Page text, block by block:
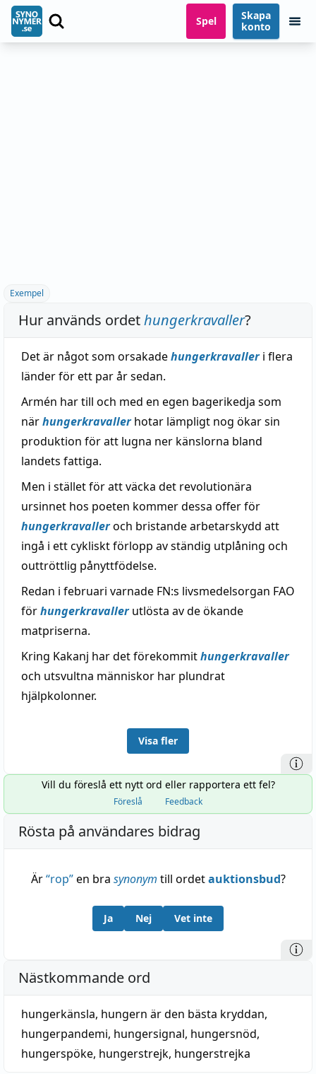
Spel
Skapa
konto
Exempel
Hur används ordethungerkravaller?
Det är något som orsakadehungerkravalleri flera
länder för ett par år sedan.
Armén har till och med en egen bagerikedja som
närhungerkravallerhotar lämpligt nog ökar sin
produktion för att lugna ner känslorna bland
landets fattiga.
Men i stället för att väcka det revolutionära
ursinnet hos poeten kommer dessa offer för
hungerkravalleroch bristande arbetarskydd att
ingå i ett cykliskt förlopp av ständig utplåning och
outtröttlig pånyttfödelse.
Redan i februari varnade FN:s livsmedelsorgan FAO
förhungerkravallerutlösta av de ökande
matpriserna.
Kring Kakanj har det förekommithungerkravaller
och utsvultna människor har plundrat
hjälpkolonner.
Visa fler
Vill du föreslå ett nytt ord eller rapportera ett fel?
Föreslå Feedback
Rösta på användares bidrag
Är“rop”en bra synonym till ordetauktionsbud?
Ja Nej Vet inte
Nästkommande ord
hungerkänsla, hungern är den bästa kryddan,
hungerpandemi, hungersignal, hungersnöd,
hungerspöke, hungerstrejk, hungerstrejka